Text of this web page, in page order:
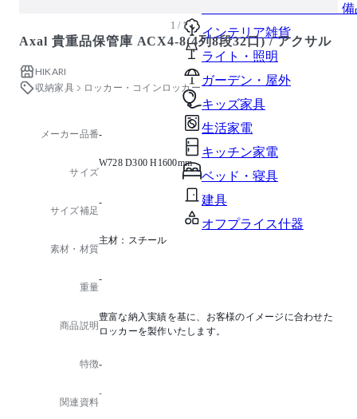
オフィスアクセサリー・
インテリア雑貨
ライト・照明
ガーデン・屋外
キッズ家具
生活家電
キッチン家電
ベッド・寝具
建具
オフプライス什器
1 / 1
Axal 貴重品保管庫 ACX4-8(4列8段32口) / アクサル
HIKARI
収納家具
ロッカー・コインロッカー
メーカー品番-
サイズ
W728 D300 H1600mm
サイズ補足
-
素材・材質
主材：スチール
重量
-
商品説明
豊富な納入実績を基に、お客様のイメージに合わせた
ロッカーを製作いたします。
特徴-
関連資料
-